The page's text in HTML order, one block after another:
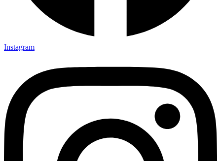
Instagram